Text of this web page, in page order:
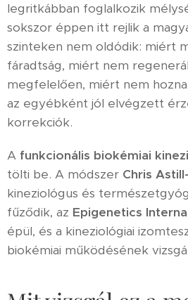
legritkábban foglalkozik
sokszor éppen itt rejlik a
szinteken nem oldódik: miért
fáradtság, miért nem
megfelelően, miért nem
az egyébként jól elvégzett
korrekciók.
A funkcionális biokémiai
tölti be. A módszer Chris
kineziológus és
fűződik, az Epigenetics
épül, és a kineziológiai
biokémiai működésének